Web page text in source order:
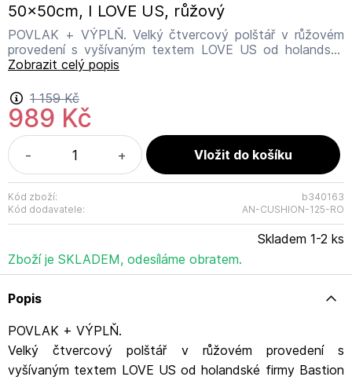
50x50cm, I LOVE US, růžový
POVLAK + VÝPLŇ. Velký čtvercový polštář v růžovém
provedení s vyšívaným textem LOVE US od holandské
firmy Bastion Collection. Povlak i s výplní. Povlak je
Název výrobce: Bastion Collections Adresa výrobce:
IJsselveld 2b, 3417 XH Montfoort Kontakt:
info@bastioncollections.nl
Zobrazit celý popis
989 Kč
1 159 Kč
- +
Kód zboží:
b340163
Kód dodavatele:
AN-CUSHION-125-RO
Skladem 1-2 ks
Zboží je SKLADEM, odesíláme obratem.
Popis
POVLAK + VÝPLŇ.
Velký čtvercový polštář v růžovém provedení s
vyšívaným textem LOVE US od holandské firmy Bastion